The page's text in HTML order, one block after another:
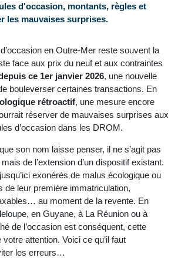
d'occasion, montants, règles et
les mauvaises surprises.
en Outre-Mer reste souvent la
face aux prix du neuf et aux contraintes
ce 1er janvier 2026, une nouvelle
bouleverser certaines transactions. En
rétroactif, une mesure encore
réserver de mauvaises surprises aux
d’occasion dans les DROM.
son nom laisse penser, il ne s’agit pas
de l’extension d’un dispositif existant.
exonérés de malus écologique ou
de leur première immatriculation,
au moment de la revente. En
en Guyane, à La Réunion ou à
de l’occasion est conséquent, cette
attention. Voici ce qu’il faut
les erreurs…